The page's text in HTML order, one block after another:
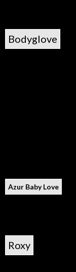
Bodyglove
Azur Baby Love
Roxy